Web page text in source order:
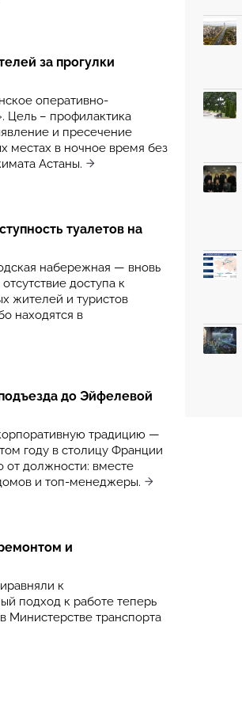
за прогулки
оперативно-
Цель – профилактика
и пресечение
местах в ночное время без
Астаны.
туалетов на
набережная — вновь
доступа к
жителей и туристов
находятся в
до Эйфелевой
традицию —
году в столицу Франции
от должности: вместе
и топ-менеджеры.
и
к
подход к работе теперь
Министерстве транспорта
Жара в
МЧС
На
На
СЭО